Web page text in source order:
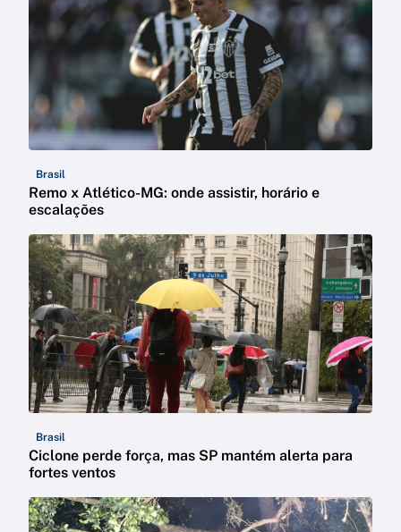
Brasil
Remo x Atlético-MG: onde assistir, horário e
escalações
Brasil
Ciclone perde força, mas SP mantém alerta para
fortes ventos